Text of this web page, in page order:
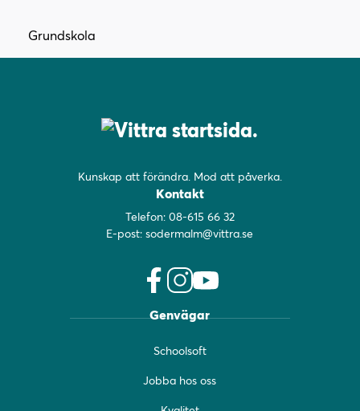
Grundskola
Kunskap att förändra. Mod att påverka.
Kontakt
Telefon: 08-615 66 32
E-post:sodermalm@vittra.se
a
e
o
n
t
g
o
t
b
Genvägar
Schoolsoft
Jobba hos oss